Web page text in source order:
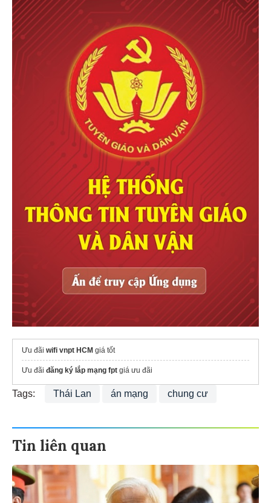
Ưu đãi wifi vnpt HCM giá tốt
Ưu đãi đăng ký lắp mạng fpt giá ưu đãi
Tags: Thái Lan án mạng chung cư
Tin liên quan